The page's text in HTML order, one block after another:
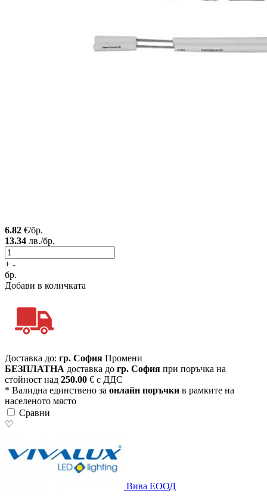
6.82 €/бр.
13.34 лв./бр.
+ -
бр.
Добави в количката
Доставка до: гр. София Промени
БЕЗПЛАТНА доставка до гр. София при поръчка на
стойност над 250.00 € с ДДС
* Валидна единствено за онлайн поръчки в рамките на
населеното място
Сравни
♡
Вива ЕООД